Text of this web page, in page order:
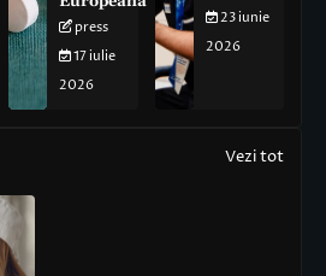
press
17 iulie
2026
23 iunie
2026
Vezi tot